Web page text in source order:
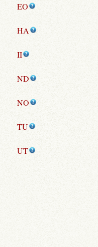
EO
HA
II
ND
NO
TU
UT